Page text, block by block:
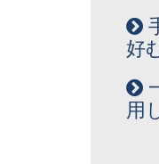
好
用